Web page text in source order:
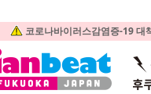
코로나바이러스감염증-19 대